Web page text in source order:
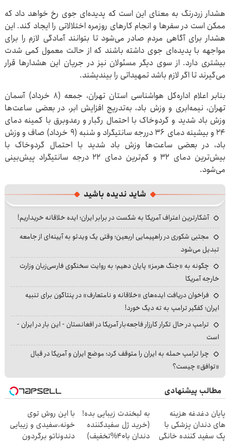
هشدار زردرنگ به معنای این است که پدیده‌ای جوی رخ خواهد داد که
ممکن است در سفرها و انجام کارهای روزمره اختلالاتی را ایجاد کند. این
هشدار برای آگاهی مردم صادر می‌شود تا بتوانند آمادگی لازم را برای
مواجهه با پدیده‌ای جوی داشته باشند که از حالت معمول کمی شدت
بیشتری دارد. از سوی دیگر مسئولان نیز در جریان این هشدارها قرار
می‌گیرند تا اگر لازم باشد تمهیداتی را بیندیشند.
بنابر اعلام اداره‌کل هواشناسی استان تهران، جمعه (۸ خرداد) آسمان
تهران، نیمه‌ابری و وزش باد، به‌تدریج افزایش ابر، در بعضی ساعت‌ها
وزش باد شدید و گردوخاک با احتمال رگبار و رعدوبرق با کمینه دمای
۲۴ و بیشینه دمای ۳۶ دررجه سانتیگراد و شنبه (۹ خرداد) صاف و وزش
باد، در بعضی ساعت‌ها وزش باد شدید با احتمال گردوخاک با
بیش‌ترین دمای ۳۲ و کم‌ترین دمای ۲۲ درجه سانتیگراد پیش‌بینی
می‌شود.
شاید ندیده باشید
آشکارترین اعتراف آمریکا به شکست در برابر ایران؛ ایده خلاقانه خریداریم!
مجتبی شکوری در راهپیمایی اربعین؛ وقتی یک ویدئو به آیینه‌ای از جامعه
تبدیل می‌شود
چگونه به «جنگ هرمز» پایان دهیم؛ به روایت سخنگوی فارسی‌زبان وزارت
خارجه آمریکا
فراخوان دریافت ایده‌های «خلاقانه و نامتعارف» در پنتاگون برای تنبیه
ایران؛ کفگیر ترامپ به ته دیگ خورد!
ترامپ در حال تکرار کارزار فاجعه‌بار آمریکا در افغانستان - این بار در ایران -
است
چرا ترامپ حمله به ایران را متوقف کرد؛ موضع ایران و آمریکا در قبال
«توافق» چیست؟
مطالب پیشنهادی
پایان دغدغه هزینه
های دندان پزشکی با
پک سفید کننده خانگی
به لبخندت زیبایی بده!
(خرید ژل سفیدکننده
دندان با40%تخفیف)
با این روش توی
خونه،سفیدی و زیبایی
دندوناتو برگردون